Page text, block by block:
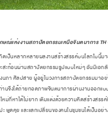
ษณ์แห่งงานสถาปัตยกรรมเหนือจินตนาการ
นหลากหลายผลงานสร้างสรรค์บนโลกใบนี้มา
ะท้อนผ่านสถาปัตยกรรมรูปแบบใหม่ๆ อันมีเอก
ภา ศิลปสาย ผู้อยู่ในวงการสถาปัตยกรรมมาอ
นจึงได้ถ่ายทอดภาพจินตนาการผ่านงานออกแบ
ที่หาได้ไม่ยาก เติมแต่งด้วยความคิดสร้างสร
พูดคุย และแลกเปลี่ยนของคนในชุมชนได้เป็นอย่า